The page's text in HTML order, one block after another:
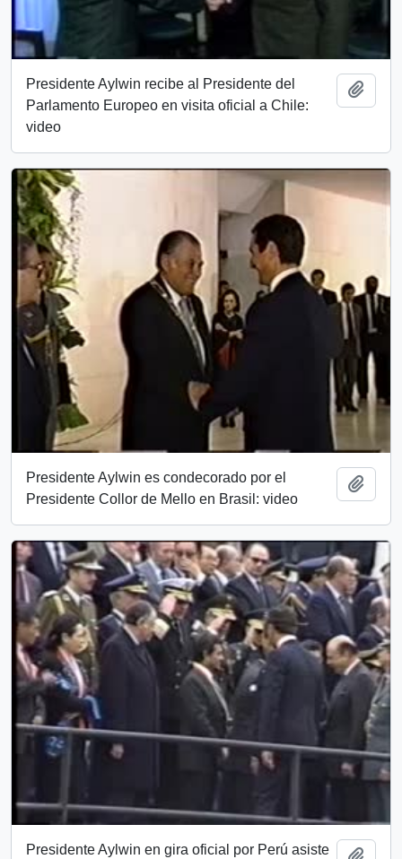
Presidente Aylwin recibe al Presidente del
Parlamento Europeo en visita oficial a Chile:
video
Presidente Aylwin es condecorado por el
Presidente Collor de Mello en Brasil: video
Presidente Aylwin en gira oficial por Perú asiste